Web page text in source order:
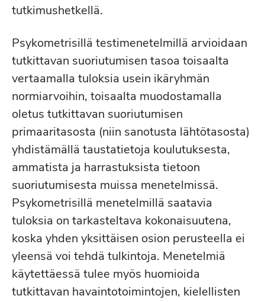
tutkimushetkellä.
Psykometrisillä testimenetelmillä arvioidaan
tutkittavan suoriutumisen tasoa toisaalta
vertaamalla tuloksia usein ikäryhmän
normiarvoihin, toisaalta muodostamalla
oletus tutkittavan suoriutumisen
primaaritasosta (niin sanotusta lähtötasosta)
yhdistämällä taustatietoja koulutuksesta,
ammatista ja harrastuksista tietoon
suoriutumisesta muissa menetelmissä.
Psykometrisillä menetelmillä saatavia
tuloksia on tarkasteltava kokonaisuutena,
koska yhden yksittäisen osion perusteella ei
yleensä voi tehdä tulkintoja. Menetelmiä
käytettäessä tulee myös huomioida
tutkittavan havaintotoimintojen, kielellisten